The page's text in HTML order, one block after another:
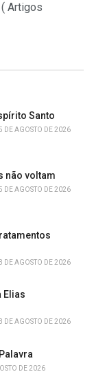
Artigos
Santo
DE AGOSTO DE 2026
não voltam
DE AGOSTO DE 2026
DE AGOSTO DE 2026
Elias
DE AGOSTO DE 2026
DE 2026